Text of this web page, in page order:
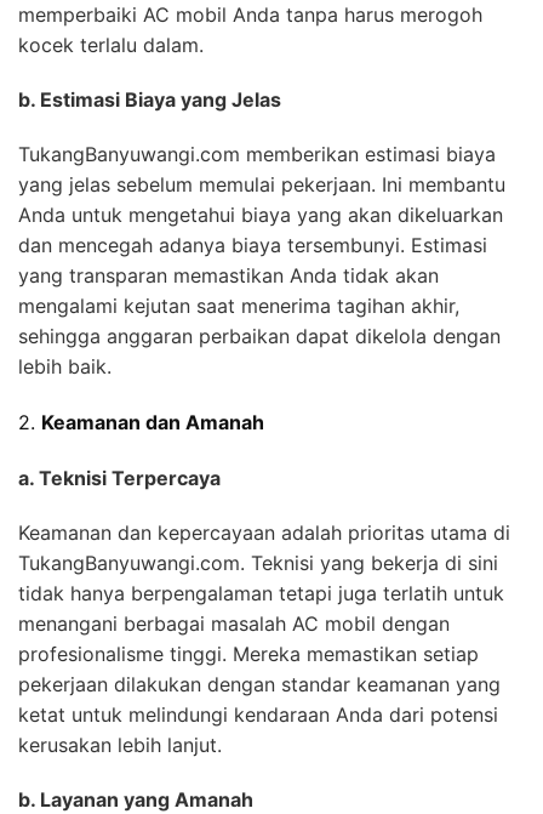
memperbaiki AC mobil Anda tanpa harus merogoh
kocek terlalu dalam.
b. Estimasi Biaya yang Jelas
TukangBanyuwangi.com memberikan estimasi biaya
yang jelas sebelum memulai pekerjaan. Ini membantu
Anda untuk mengetahui biaya yang akan dikeluarkan
dan mencegah adanya biaya tersembunyi. Estimasi
yang transparan memastikan Anda tidak akan
mengalami kejutan saat menerima tagihan akhir,
sehingga anggaran perbaikan dapat dikelola dengan
lebih baik.
2. Keamanan dan Amanah
a. Teknisi Terpercaya
Keamanan dan kepercayaan adalah prioritas utama di
TukangBanyuwangi.com. Teknisi yang bekerja di sini
tidak hanya berpengalaman tetapi juga terlatih untuk
menangani berbagai masalah AC mobil dengan
profesionalisme tinggi. Mereka memastikan setiap
pekerjaan dilakukan dengan standar keamanan yang
ketat untuk melindungi kendaraan Anda dari potensi
kerusakan lebih lanjut.
b. Layanan yang Amanah